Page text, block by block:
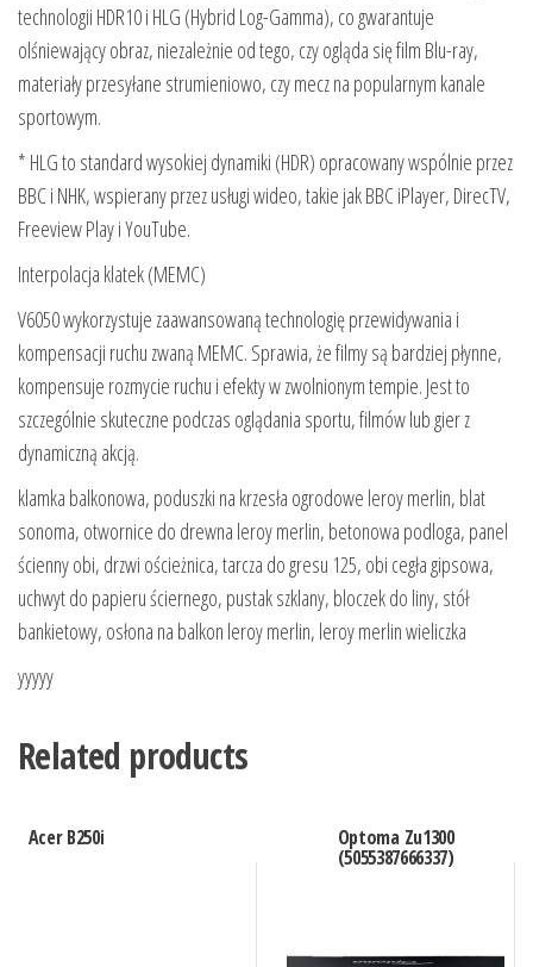
technologii HDR10 i HLG (Hybrid Log-Gamma), co gwarantuje
olśniewający obraz, niezależnie od tego, czy ogląda się film Blu-ray,
materiały przesyłane strumieniowo, czy mecz na popularnym kanale
sportowym.
* HLG to standard wysokiej dynamiki (HDR) opracowany wspólnie przez
BBC i NHK, wspierany przez usługi wideo, takie jak BBC iPlayer, DirecTV,
Freeview Play i YouTube.
Interpolacja klatek (MEMC)
V6050 wykorzystuje zaawansowaną technologię przewidywania i
kompensacji ruchu zwaną MEMC. Sprawia, że filmy są bardziej płynne,
kompensuje rozmycie ruchu i efekty w zwolnionym tempie. Jest to
szczególnie skuteczne podczas oglądania sportu, filmów lub gier z
dynamiczną akcją.
klamka balkonowa, poduszki na krzesła ogrodowe leroy merlin, blat
sonoma, otwornice do drewna leroy merlin, betonowa podloga, panel
ścienny obi, drzwi ościeżnica, tarcza do gresu 125, obi cegła gipsowa,
uchwyt do papieru ściernego, pustak szklany, bloczek do liny, stół
bankietowy, osłona na balkon leroy merlin, leroy merlin wieliczka
yyyyy
Related products
Acer B250i Optoma Zu1300
(5055387666337)